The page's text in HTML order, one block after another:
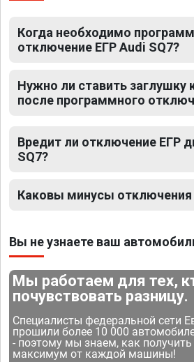
Когда необходимо
отключение ЕГР Audi SQ7?
Нужно ли ставить заглушку
после программного
Вредит ли отключение ЕГР
SQ7?
Каковы минусы отключения
Вы не узнаете ваш
Мы работаем для тех,
почувствовать разницу.
Специалисты федеральной сети
прошили более 10 000
- поэтому мы знаем, как
максимум от каждой машины!